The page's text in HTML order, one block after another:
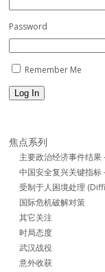
Password
Remember Me
Log In
焦点系列
主要政治经济事件结
中国安全复兴关键指标
受制于人困境处理
国际危机破解对策
其它关注
时局态度
武汉战役
意外收获